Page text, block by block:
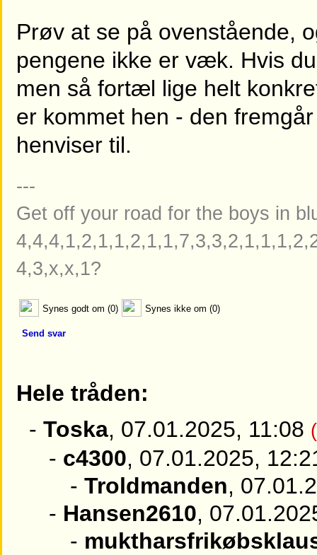
Prøv at se på ovenstående,
pengene ikke er væk. Hvis
men så fortæl lige helt
er kommet hen - den
henviser til.
---
Get off your road for the boys in
4,3,x,x,1?
Synes godt om (0) Synes ikke om (0)
Send svar
Hele tråden:
- Toska, 07.01.2025, 11:08
- c4300, 07.01.2025,
- Troldmanden,
- Hansen2610,
-